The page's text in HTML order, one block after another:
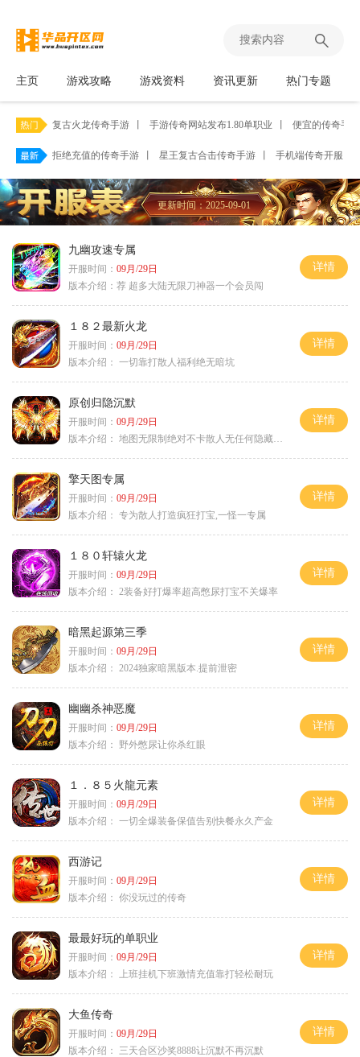
主页 游戏攻略 游戏资料 资讯更新 热门专题
复古火龙传奇手游 手游传奇网站发布1.80单职业 便宜的传奇手游
拒绝充值的传奇手游 星王复古合击传奇手游 手机端传奇开服网
更新时间：2025-09-01
九幽攻速专属
开服时间： 09月/29日
版本介绍： 荐 超多大陆无限刀神器一个会员闯
详情
１８２最新火龙
开服时间： 09月/29日
版本介绍： 一切靠打散人福利绝无暗坑
详情
原创归隐沉默
开服时间： 09月/29日
版本介绍： 地图无限制绝对不卡散人无任何隐藏消费
详情
擎天图专属
开服时间： 09月/29日
版本介绍： 专为散人打造疯狂打宝,一怪一专属
详情
１８０轩辕火龙
开服时间： 09月/29日
版本介绍： 2装备好打爆率超高憋尿打宝不关爆率
详情
暗黑起源第三季
开服时间： 09月/29日
版本介绍： 2024独家暗黑版本.提前泄密
详情
幽幽杀神恶魔
开服时间： 09月/29日
版本介绍：
野外憋尿让你杀红眼
详情
１．８５火龍元素
开服时间： 09月/29日
版本介绍： 一切全爆装备保值告别快餐永久产金
详情
西游记
开服时间： 09月/29日
版本介绍： 你没玩过的传奇
详情
最最好玩的单职业
开服时间： 09月/29日
版本介绍：
上班挂机下班激情充值靠打轻松耐玩
详情
大鱼传奇
开服时间： 09月/29日
版本介绍：
三天合区沙奖8888让沉默不再沉默
详情